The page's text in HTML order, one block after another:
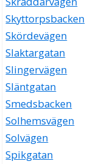
Skyttorpsbacken
Skördevägen
Slaktargatan
Slingervägen
Släntgatan
Smedsbacken
Solhemsvägen
Solvägen
Spikgatan